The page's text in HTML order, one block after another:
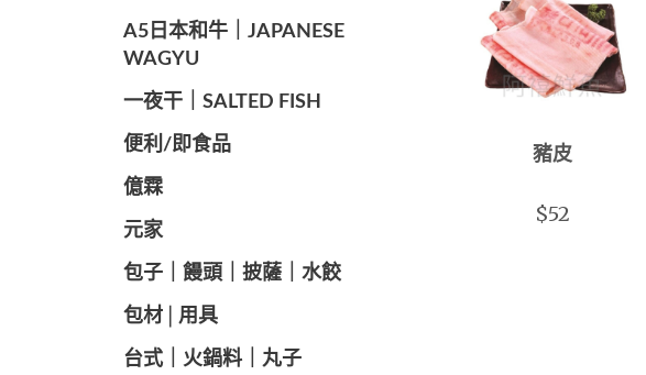
A5日本和牛｜JAPANESE
WAGYU
️一夜干｜SALTED FISH
便利/即食品
億霖
元家
️包子｜饅頭｜披薩｜水餃
包材│用具
️台式｜火鍋料｜丸子
豬皮
$52